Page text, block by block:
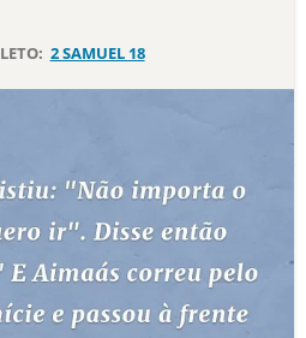
2 SAMUEL 18